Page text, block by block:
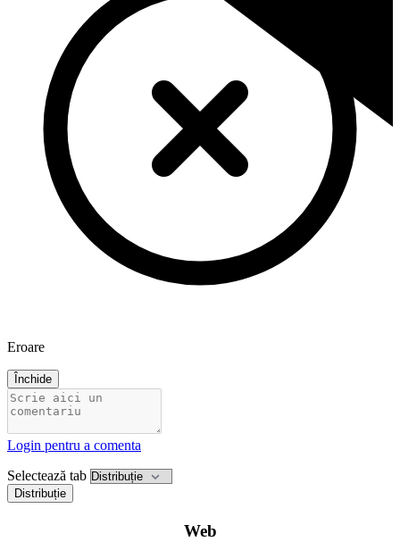
Eroare
Închide
Login pentru a comenta
Selectează tab
Distribuție
Web